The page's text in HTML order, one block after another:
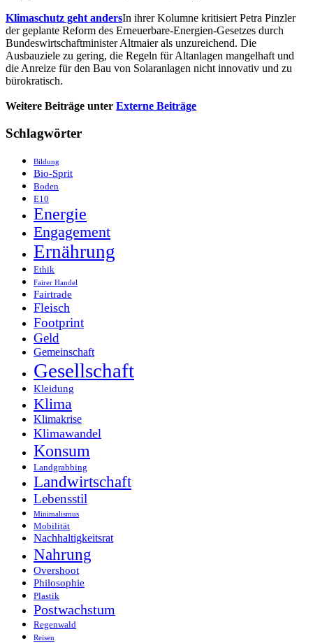
Klimaschutz geht andersIn ihrer Kolumne kritisiert Petra Pinzler
der geplante Reform des Erneuerbare-Energien-Gesetzes durch
Bundeswirtschaftminister Altmaier als unzureichend. Die
Ausbauziele zu gering, die Regeln für Altanlagen mangelhaft und
die Anreize für den Bau von Solaranlagen nicht innovativ und zu
bürokratisch.
Weitere Beiträge unter Externe Beiträge
Schlagwörter
Bildung
Bio-Sprit
Boden
E10
Energie
Engagement
Ernährung
Ethik
Fairer Handel
Fairtrade
Fleisch
Footprint
Geld
Gemeinschaft
Gesellschaft
Kleidung
Klima
Klimakrise
Klimawandel
Konsum
Landgrabbing
Landwirtschaft
Lebensstil
Minimalismus
Mobilität
Nachhaltigkeitsrat
Nahrung
Overshoot
Philosophie
Plastik
Postwachstum
Regenwald
Reisen